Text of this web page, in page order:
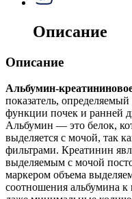
Описание
Описание
Альбумин-
показатель,
функции почек и ранней
Альбумин — это белок,
выделяется с мочой, так
фильтрами. Креатинин
выделяемым с мочой
маркером объема
соотношения альбумина к